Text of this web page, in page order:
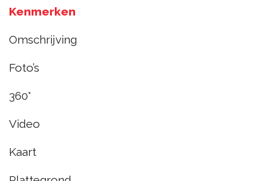
Wieken 63,
Avenhorn
€ 345.000
Kenmerken
Omschrijving
Foto’s
360°
Video
Kaart